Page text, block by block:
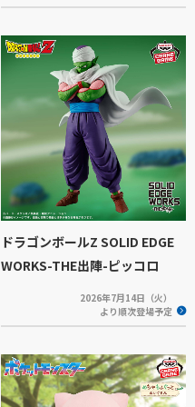
ドラゴンボールZ SOLID EDGE
WORKS-THE出陣-ピッコロ
2026年7月14日（火）
より順次登場予定